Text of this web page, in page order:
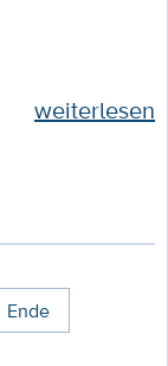
weiterlesen
Ende